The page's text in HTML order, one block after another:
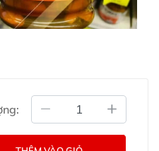
là sản phẩm bổ sung
mà trên toàn thế giới,
với hàm lượng phù hợp.